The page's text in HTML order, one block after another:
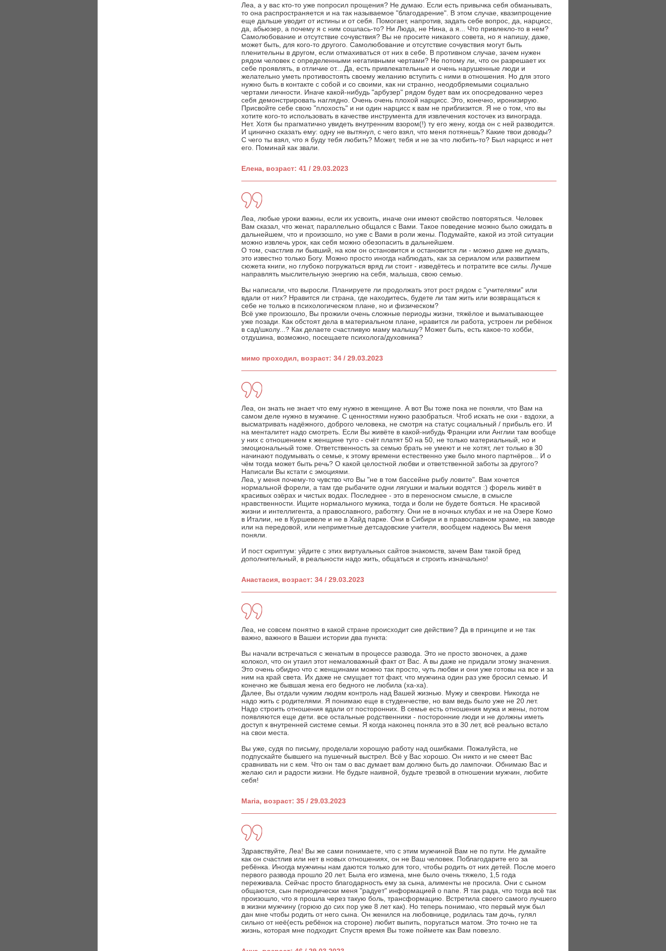
Леа, а у вас кто-то уже попросил прощения? Не думаю. Если есть привычка себя обманывать,
то она распространяется и на так называемое "благодарение". В этом случае, квазипрощение
еще дальше уводит от истины и от себя. Помогает, напротив, задать себе вопрос, да, нарцисс,
да, абьюзер, а почему я с ним сошлась-то? Ни Люда, не Нина, а я... Что привлекло-то в нем?
Самолюбование и отсутствие сочувствия? Вы не просите никакого совета, но я напишу, даже,
может быть, для кого-то другого. Самолюбование и отсутствие сочувствия могут быть
пленительны в другом, если отмахиваться от них в себе. В противном случае, зачем нужен
рядом человек с определенными негативными чертами? Не потому ли, что он разрешает их
себе проявлять, в отличие от... Да, есть привлекательные и очень нарушенные люди и
желательно уметь противостоять своему желанию вступить с ними в отношения. Но для этого
нужно быть в контакте с собой и со своими, как ни странно, неодобряемыми социально
чертами личности. Иначе какой-нибудь "арбузер" рядом будет вам их опосредованно через
себя демонстрировать наглядно. Очень очень плохой нарцисс. Это, конечно, иронизирую.
Присвойте себе свою "плохость" и ни один нарцисс к вам не приблизится. Я не о том, что вы
хотите кого-то использовать в качестве инструмента для извлечения косточек из винограда.
Нет. Хотя бы прагматично увидеть внутренним взором(!) ту его жену, когда он с ней разводится.
И цинично сказать ему: одну не вытянул, с чего взял, что меня потянешь? Какие твои доводы?
С чего ты взял, что я буду тебя любить? Может, тебя и не за что любить-то? Был нарцисс и нет
его. Поминай как звали.
Елена, возраст: 41 / 29.03.2023
Леа, любые уроки важны, если их усвоить, иначе они имеют свойство повторяться. Человек
Вам сказал, что женат, параллельно общался с Вами. Такое поведение можно было ожидать в
дальнейшем, что и произошло, но уже с Вами в роли жены. Подумайте, какой из этой ситуации
можно извлечь урок, как себя можно обезопасить в дальнейшем.
О том, счастлив ли бывший, на ком он остановится и остановится ли - можно даже не думать,
это известно только Богу. Можно просто иногда наблюдать, как за сериалом или развитием
сюжета книги, но глубоко погружаться вряд ли стоит - изведётесь и потратите все силы. Лучше
направлять мыслительную энергию на себя, малыша, свою семью.
Вы написали, что выросли. Планируете ли продолжать этот рост рядом с "учителями" или
вдали от них? Нравится ли страна, где находитесь, будете ли там жить или возвращаться к
себе не только в психологическом плане, но и физическом?
Всё уже произошло, Вы прожили очень сложные периоды жизни, тяжёлое и выматывающее
уже позади. Как обстоят дела в материальном плане, нравится ли работа, устроен ли ребёнок
в сад/школу...? Как делаете счастливую маму малышу? Может быть, есть какое-то хобби,
отдушина, возможно, посещаете психолога/духовника?
мимо проходил, возраст: 34 / 29.03.2023
Леа, он знать не знает что ему нужно в женщине. А вот Вы тоже пока не поняли, что Вам на
самом деле нужно в мужчине. С ценностями нужно разобраться. Чтоб искать не охи - вздохи, а
высматривать надёжного, доброго человека, не смотря на статус социальный / прибыль его. И
на менталитет надо смотреть. Если Вы живёте в какой-нибудь Франции или Англии там вообще
у них с отношением к женщине туго - счёт платят 50 на 50, не только материальный, но и
эмоциональный тоже. Ответственность за семью брать не умеют и не хотят, лет только в 30
начинают подумывать о семье, к этому времени естественно уже было много партнёров... И о
чём тогда может быть речь? О какой целостной любви и ответственной заботы за другого?
Написали Вы кстати с эмоциями.
Леа, у меня почему-то чувство что Вы "не в том бассейне рыбу ловите". Вам хочется
нормальной форели, а там где рыбачите одни лягушки и мальки водятся :) форель живёт в
красивых озёрах и чистых водах. Последнее - это в переносном смысле, в смысле
нравственности. Ищите нормального мужика, тогда и боли не будете бояться. Не красивой
жизни и интеллигента, а православного, работягу. Они не в ночных клубах и не на Озере Комо
в Италии, не в Куршевеле и не в Хайд парке. Они в Сибири и в православном храме, на заводе
или на передовой, или неприметные детсадовские учителя, вообщем надеюсь Вы меня
поняли.
И пост скриптум: уйдите с этих виртуальных сайтов знакомств, зачем Вам такой бред
дополнительный, в реальности надо жить, общаться и строить изначально!
Анастасия, возраст: 34 / 29.03.2023
Леа, не совсем понятно в какой стране происходит сие действие? Да в принципе и не так
важно, важного в Вашеи истории два пункта:
Вы начали встречаться с женатым в процессе развода. Это не просто звоночек, а даже
колокол, что он утаил этот немаловажный факт от Вас. А вы даже не придали этому значения.
Это очень обидно что с женщинами можно так просто, чуть любви и они уже готовы на все и за
ним на край света. Их даже не смущает тот факт, что мужчина один раз уже бросил семью. И
конечно же бывшая жена его бедного не любила (ха-ха).
Далее, Вы отдали чужим людям контроль над Вашей жизнью. Мужу и свекрови. Никогда не
надо жить с родителями. Я понимаю еще в студенчестве, но вам ведь было уже не 20 лет.
Надо строить отношения вдали от посторонних. В семье есть отношения мужа и жены, потом
появляются еще дети. все остальные родственники - посторонние люди и не должны иметь
доступ к внутренней системе семьи. Я когда наконец поняла это в 30 лет, всё реально встало
на свои места.
Вы уже, судя по письму, проделали хорошую работу над ошибками. Пожалуйста, не
подпускайте бывшего на пушечный выстрел. Всё у Вас хорошо. Он никто и не смеет Вас
сравнивать ни с кем. Что он там о вас думает вам должно быть до лампочки. Обнимаю Вас и
желаю сил и радости жизни. Не будьте наивной, будьте трезвой в отношении мужчин, любите
себя!
Maria, возраст: 35 / 29.03.2023
Здравствуйте, Леа! Вы же сами понимаете, что с этим мужчиной Вам не по пути. Не думайте
как он счастлив или нет в новых отношениях, он не Ваш человек. Поблагодарите его за
ребёнка. Иногда мужчины нам даются только для того, чтобы родить от них детей. После моего
первого развода прошло 20 лет. Была его измена, мне было очень тяжело, 1,5 года
переживала. Сейчас просто благодарность ему за сына, алименты не просила. Они с сыном
общаются, сын периодически меня "радует" информацией о папе. Я так рада, что тогда всё так
произошло, что я прошла через такую боль, трансформацию. Встретила своего самого лучшего
в жизни мужчину (горюю до сих пор уже 8 лет как). Но теперь понимаю, что первый муж был
дан мне чтобы родить от него сына. Он женился на любовнице, родилась там дочь, гулял
сильно от неё(есть ребёнок на стороне) любит выпить, поругаться матом. Это точно не та
жизнь, которая мне подходит. Спустя время Вы тоже поймете как Вам повезло.